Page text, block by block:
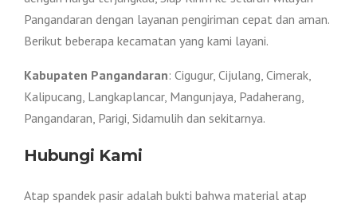
Pangandaran dengan layanan pengiriman cepat dan aman.
Berikut beberapa kecamatan yang kami layani.
Kabupaten Pangandaran: Cigugur, Cijulang, Cimerak,
Kalipucang, Langkaplancar, Mangunjaya, Padaherang,
Pangandaran, Parigi, Sidamulih dan sekitarnya.
Hubungi Kami
Atap spandek pasir adalah bukti bahwa material atap